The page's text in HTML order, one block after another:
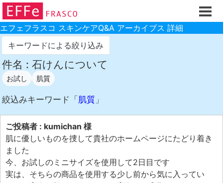
ホーム
ご注文フォーム
初回割引
製品のご案内
お買い物ガイド
スキンケアQ&Aアーカイブス
製品レビュー
スキンケア基礎講座
コスメ辞典 化粧品成分検索
ご購入履歴
エフェフラスコ スキンケアQ&A アーカイブス 詳細
キーワードによる絞り込み
件名 : 石けんについて
お試し 肌質
絞込みキーワード「 肌質 」
ご投稿者 : kumichan 様
肌に優しいものを捜して貴社のホームページにたどり着き
ました
今、お試しのミニサイズを使用して2日目です
実は、そちらの商品を使用する少し前から気に入ってい